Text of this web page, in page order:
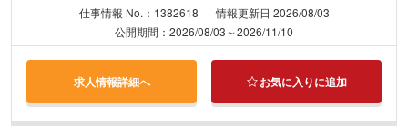
仕事情報 No.：1382618
情報更新日 2026/08/03
公開期間：2026/08/03～2026/11/10
求人情報詳細へ お気に入りに追加